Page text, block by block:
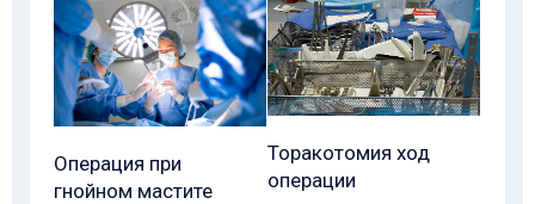
Операция при
гнойном мастите
Торакотомия ход
операции